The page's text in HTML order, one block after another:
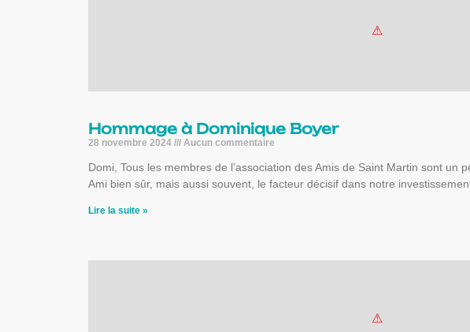
Hommage à Dominique Boyer
28 novembre 2024 Aucun commentaire
Domi, Tous les membres de l’association des Amis de Saint Martin sont un
Ami bien sûr, mais aussi souvent, le facteur décisif dans notre
Lire la suite »